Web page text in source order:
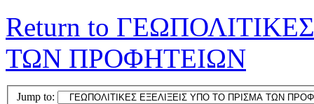
Return to
ΤΩΝ ΠΡΟΦΗΤΕΙΩΝ
Jump to: